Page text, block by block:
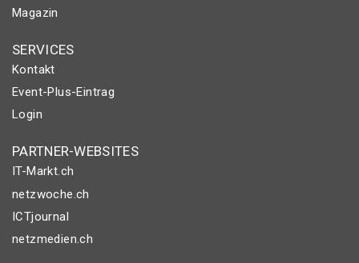
Magazin
SERVICES
Kontakt
Event-Plus-Eintrag
Login
PARTNER-WEBSITES
IT-Markt.ch
netzwoche.ch
ICTjournal
netzmedien.ch